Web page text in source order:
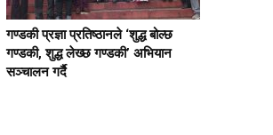
गण्डकी प्रज्ञा प्रतिष्ठानले ‘शुद्ध बोल्छ
गण्डकी, शुद्ध लेख्छ गण्डकी’ अभियान
सञ्चालन गर्दै